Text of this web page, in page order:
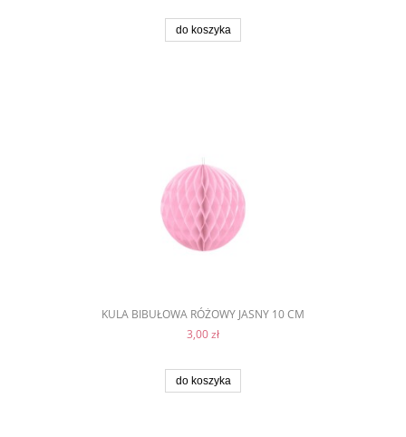
do koszyka
KULA BIBUŁOWA RÓŻOWY JASNY 10 CM
3,00 zł
do koszyka